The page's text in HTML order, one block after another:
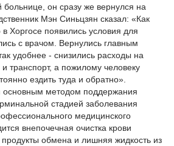
больнице, он сразу же вернулся на
Мэн Синьцзян сказал: «Как
Хоргосе появились условия для
с врачом. Вернулись главным
удобнее - снизились расходы на
транспорт, а пожилому человеку
ездить туда и обратно».
основным методом поддержания
стадией заболевания
медицинского
внепочечная очистка крови
обмена и лишняя жидкость из